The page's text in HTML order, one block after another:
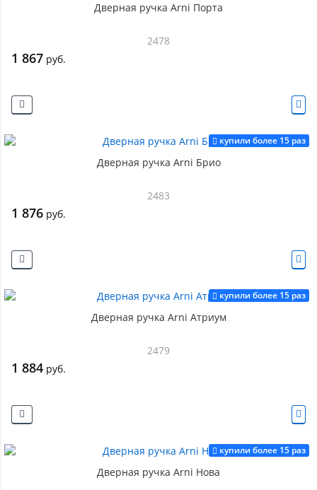
Дверная ручка Arni Порта
2478
1 867 руб.
купили более 15 раз
Дверная ручка Arni Брио
2483
1 876 руб.
купили более 15 раз
Дверная ручка Arni Атриум
2479
1 884 руб.
купили более 15 раз
Дверная ручка Arni Нова